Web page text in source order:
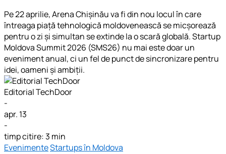
Pe 22 aprilie, Arena Chișinău va fi din nou locul în care
întreaga piață tehnologică moldovenească se micșorează
pentru o zi și simultan se extinde la o scară globală. Startup
Moldova Summit 2026 (SMS26) nu mai este doar un
eveniment anual, ci un fel de punct de sincronizare pentru
idei, oameni și ambiții.
Editorial TechDoor
-
apr. 13
-
timp citire: 3 min
EvenimenteStartups în Moldova